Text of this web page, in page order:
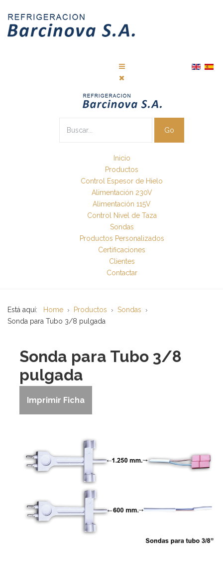
Go
Inicio
Productos
Control Espesor de Hielo
Alimentación 230V
Alimentación 115V
Control Nivel de Taza
Sondas
Productos Personalizados
Certificaciones
Clientes
Contactar
Está aquí: Home Productos
Sondas
Sonda para Tubo 3/8 pulgada
Sonda para Tubo 3/8
pulgada
Imprimir Ficha